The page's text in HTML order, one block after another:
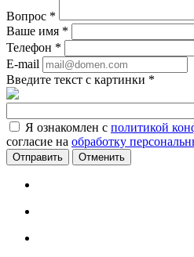
Вопрос *
Ваше имя *
Телефон *
E-mail
Введите текст с картинки *
Я ознакомлен с политикой
согласие на обработку
Отменить